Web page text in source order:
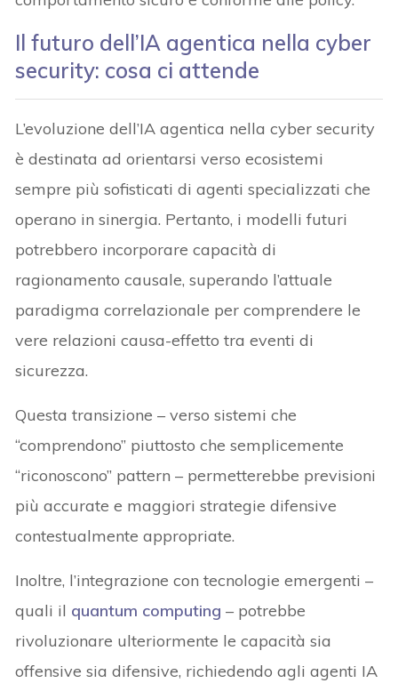
Il futuro dell’IA agentica nella cyber
security: cosa ci attende
L’evoluzione dell’IA agentica nella cyber security
è destinata ad orientarsi verso ecosistemi
sempre più sofisticati di agenti specializzati che
operano in sinergia. Pertanto, i modelli futuri
potrebbero incorporare capacità di
ragionamento causale, superando l’attuale
paradigma correlazionale per comprendere le
vere relazioni causa-effetto tra eventi di
sicurezza.
Questa transizione – verso sistemi che
“comprendono” piuttosto che semplicemente
“riconoscono” pattern – permetterebbe previsioni
più accurate e maggiori strategie difensive
contestualmente appropriate.
Inoltre, l’integrazione con tecnologie emergenti –
quali il quantum computing – potrebbe
rivoluzionare ulteriormente le capacità sia
offensive sia difensive, richiedendo agli agenti IA